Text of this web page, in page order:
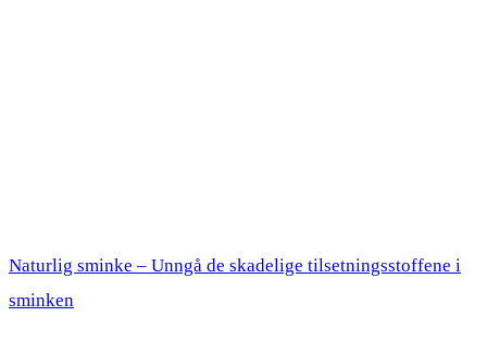
Naturlig sminke – Unngå de skadelige tilsetningsstoffene i
sminken